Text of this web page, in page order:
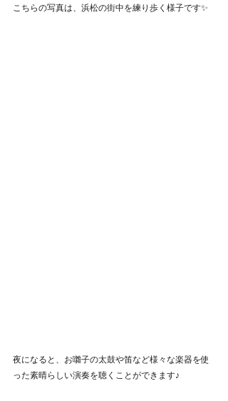
こちらの写真は、浜松の街中を練り歩く様子です✨
夜になると、お囃子の太鼓や笛など様々な楽器を使
った素晴らしい演奏を聴くことができます♪